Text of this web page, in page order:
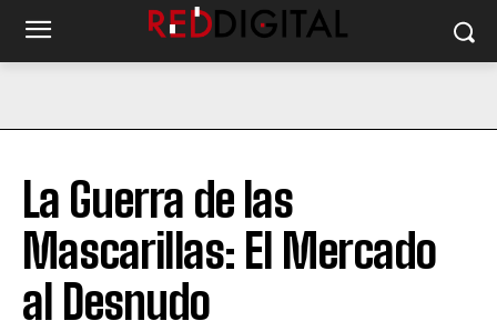
La Guerra de las
Mascarillas: El Mercado
al Desnudo